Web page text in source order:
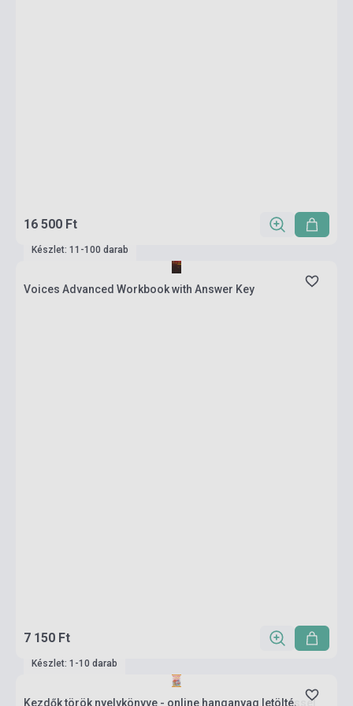
16 500 Ft
Készlet: 11-100 darab
Voices Advanced Workbook with Answer Key
7 150 Ft
Készlet: 1-10 darab
Kezdők török nyelvkönyve - online hanganyag letöltéssel